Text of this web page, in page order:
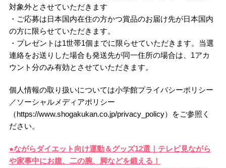
対象外とさせていただきます
・ご応募は日本国内在住の方かつ賞品のお届け先が日本国内
の方に限らせていただきます。
・プレゼントは1世帯1個までに限らせていただきます。当選
連絡をお送りした場合も発送先が同一住所の場合は、1アカ
ウント分のみ有効とさせていただきます。
個人情報の取り扱いについては小学館プライバシーポリシー
／ソーシャルメディアポリシー
（https://www.shogakukan.co.jp/privacy_policy）をご参照く
ださい。
●ながらダイエット向け運動＆グッズ12選｜テレビ見ながら
や家事中にお腹、二の腕、脚などを鍛える！